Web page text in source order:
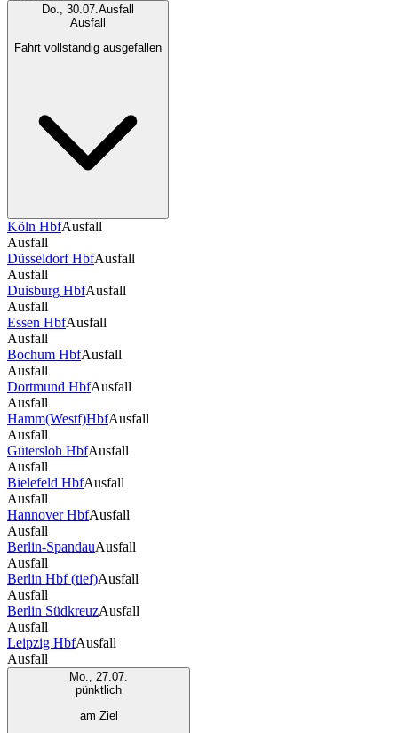
Do., 30.07. Ausfall
Ausfall
Fahrt vollständig ausgefallen
Köln HbfAusfall
Ausfall
Düsseldorf HbfAusfall
Ausfall
Duisburg HbfAusfall
Ausfall
Essen HbfAusfall
Ausfall
Bochum HbfAusfall
Ausfall
Dortmund HbfAusfall
Ausfall
Hamm(Westf)HbfAusfall
Ausfall
Gütersloh HbfAusfall
Ausfall
Bielefeld HbfAusfall
Ausfall
Hannover HbfAusfall
Ausfall
Berlin-SpandauAusfall
Ausfall
Berlin Hbf (tief)Ausfall
Ausfall
Berlin SüdkreuzAusfall
Ausfall
Leipzig HbfAusfall
Ausfall
Mo., 27.07.
pünktlich
am Ziel